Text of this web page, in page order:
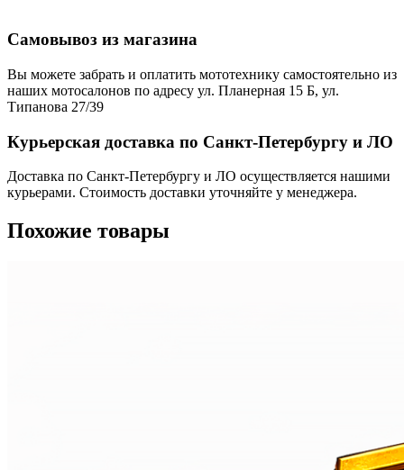
Самовывоз из магазина
Вы можете забрать и оплатить мототехнику самостоятельно из
наших мотосалонов по адресу ул. Планерная 15 Б, ул.
Типанова 27/39
Курьерская доставка по Санкт-Петербургу и ЛО
Доставка по Санкт-Петербургу и ЛО осуществляется нашими
курьерами. Стоимость доставки уточняйте у менеджера.
Похожие товары